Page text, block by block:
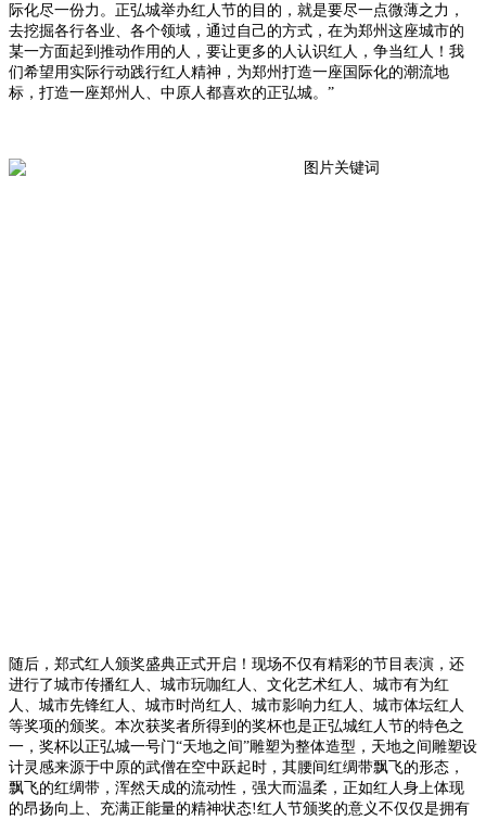
际化尽一份力。正弘城举办红人节的目的，就是要尽一点微薄之力，
去挖掘各行各业、各个领域，通过自己的方式，在为郑州这座城市的
某一方面起到推动作用的人，要让更多的人认识红人，争当红人！我
们希望用实际行动践行红人精神，为郑州打造一座国际化的潮流地
标，打造一座郑州人、中原人都喜欢的正弘城。”
随后，郑式红人颁奖盛典正式开启！现场不仅有精彩的节目表演，还
进行了城市传播红人、城市玩咖红人、文化艺术红人、城市有为红
人、城市先锋红人、城市时尚红人、城市影响力红人、城市体坛红人
等奖项的颁奖。本次获奖者所得到的奖杯也是正弘城红人节的特色之
一，奖杯以正弘城一号门“天地之间”雕塑为整体造型，天地之间雕塑设
计灵感来源于中原的武僧在空中跃起时，其腰间红绸带飘飞的形态，
飘飞的红绸带，浑然天成的流动性，强大而温柔，正如红人身上体现
的昂扬向上、充满正能量的精神状态!红人节颁奖的意义不仅仅是拥有